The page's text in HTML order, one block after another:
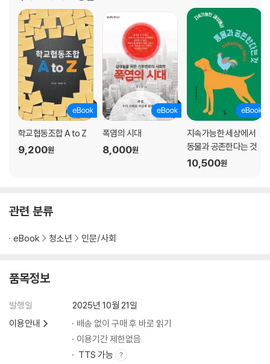
학교협동조합 A to Z
9,200원
폭염의 시대
8,000원
지속가능한 세상에서
동물과 공존한다는 것
10,500원
관련 분류
eBook 청소년 인문/사회
품목정보
발행일
2025년 10월 21일
이용안내
배송 없이 구매 후 바로 읽기
이용기간 제한없음
TTS 가능